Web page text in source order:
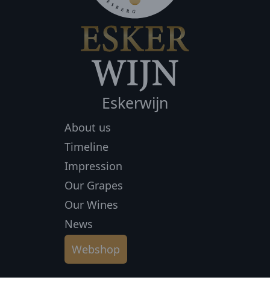
Eskerwijn
About us
Timeline
Impression
Our Grapes
Our Wines
News
Webshop